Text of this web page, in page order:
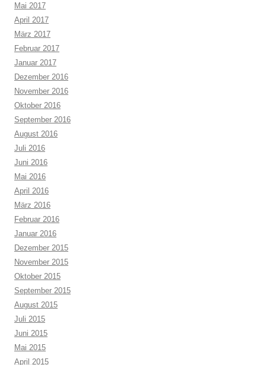
Mai 2017
April 2017
März 2017
Februar 2017
Januar 2017
Dezember 2016
November 2016
Oktober 2016
September 2016
August 2016
Juli 2016
Juni 2016
Mai 2016
April 2016
März 2016
Februar 2016
Januar 2016
Dezember 2015
November 2015
Oktober 2015
September 2015
August 2015
Juli 2015
Juni 2015
Mai 2015
April 2015